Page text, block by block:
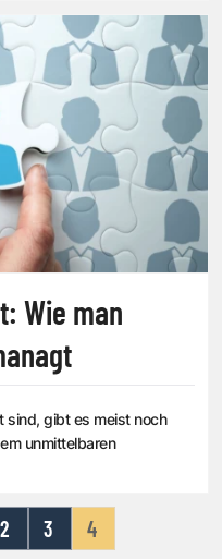
Wie man
sind, gibt es meist noch
unmittelbaren
2 3 4